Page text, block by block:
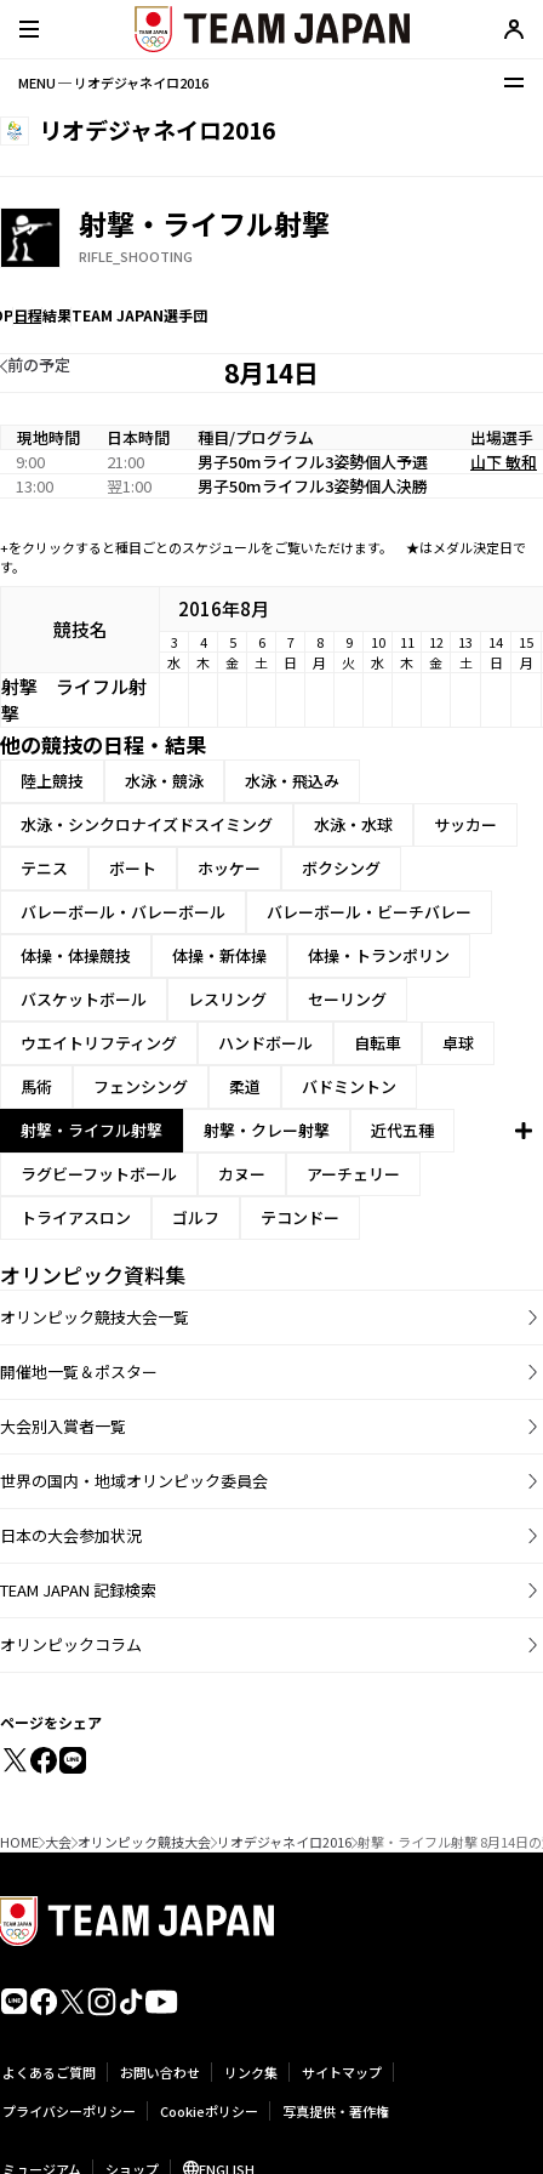
MENU ─ リオデジャネイロ2016
リオデジャネイロ2016
射撃・ライフル射撃
RIFLE_SHOOTING
日程結果TEAM JAPAN選手団
8月14日
前の予定
現地時間 日本時間 種目/プログラム
出場選手
9:00
21:00 男子50mライフル3姿勢個人予選
山下 敏和
13:00
翌1:00 男子50mライフル3姿勢個人決勝
+をクリックすると種目ごとのスケジュールをご覧いただけます。 ★はメダル決定日で
す。
競技名
2016年8月
3 4 5 6 7 8 9 10 11 12 13 14
15
水
木 金 土 日 月 火 水 木 金 土 日 月
射撃 ライフル射
撃
他の競技の日程・結果
陸上競技 水泳・競泳
水泳・飛込み
水泳・シンクロナイズドスイミング
水泳・水球
サッカー
テニス
ボート ホッケー
ボクシング
バレーボール・バレーボール
バレーボール・ビーチバレー
体操・体操競技
体操・新体操
体操・トランポリン
バスケットボール
レスリング
セーリング
ウエイトリフティング
ハンドボール 自転車
卓球
馬術
フェンシング 柔道
バドミントン
射撃・ライフル射撃
射撃・クレー射撃
近代五種
ラグビーフットボール
カヌー
アーチェリー
トライアスロン
ゴルフ テコンドー
オリンピック資料集
オリンピック競技大会一覧
開催地一覧＆ポスター
大会別入賞者一覧
世界の国内・地域オリンピック委員会
日本の大会参加状況
TEAM JAPAN 記録検索
オリンピックコラム
ページをシェア
HOME 大会 オリンピック競技大会 リオデジャネイロ2016 射撃・ライフル射撃 8月14日
よくあるご質問 お問い合わせ リンク集
サイトマップ
プライバシーポリシー
Cookieポリシー 写真提供・著作権
ミュージアム ショップ ENGLISH